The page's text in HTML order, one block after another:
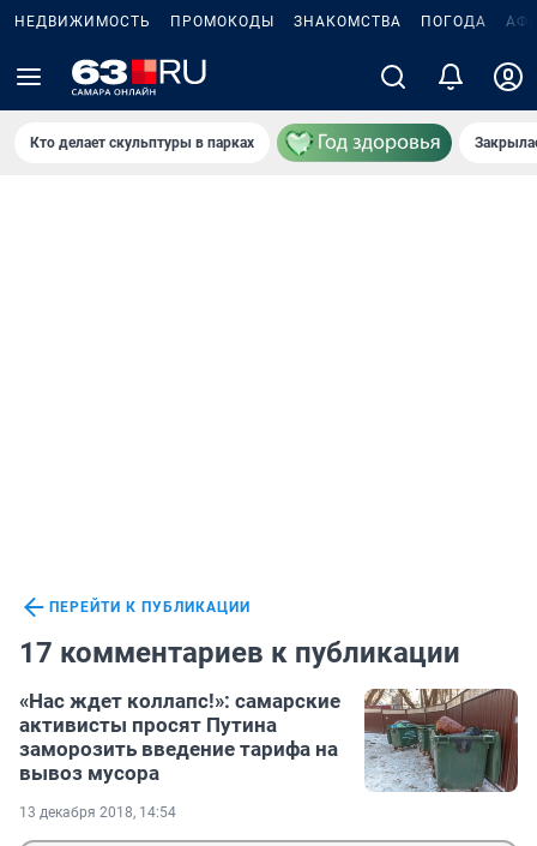
НЕДВИЖИМОСТЬ ПРОМОКОДЫ ЗНАКОМСТВА ПОГОДА
Кто делает скульптуры в парках
ПЕРЕЙТИ К ПУБЛИКАЦИИ
17 комментариев к публикации
«Нас ждет коллапс!»: самарские
активисты просят Путина
заморозить введение тарифа на
вывоз мусора
13 декабря 2018, 14:54